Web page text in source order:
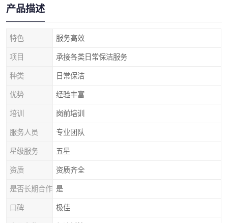
产品描述
特色 服务高效
项目 承接各类日常保洁服务
种类 日常保洁
优势 经验丰富
培训 岗前培训
服务人员 专业团队
星级服务 五星
资质 资质齐全
是否长期合作 是
口碑 极佳